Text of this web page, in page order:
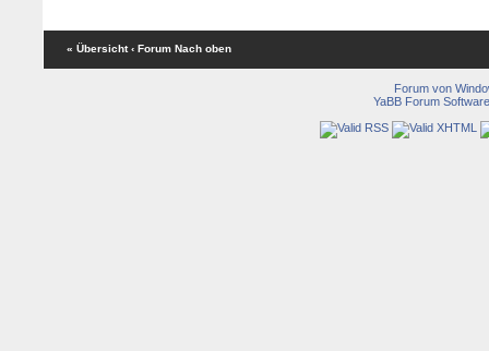
« Übersicht ‹ Forum Nach oben
Forum von
YaBB Forum Software